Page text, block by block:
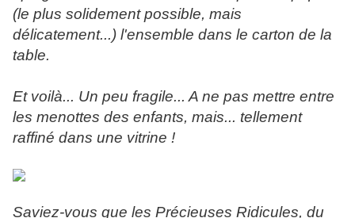
(le plus solidement possible, mais
délicatement...) l'ensemble dans le carton de la
table.
Et voilà... Un peu fragile... A ne pas mettre entre
les menottes des enfants, mais... tellement
raffiné dans une vitrine !
Saviez-vous que les Précieuses Ridicules, du